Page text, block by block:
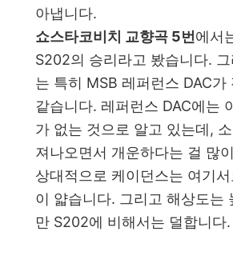
아냅니다.
쇼스타코비치 교향곡 5번 에서
S202의 승리라고 봤습니다.
는 특히 MSB 레퍼런스 DAC가
같습니다. 레퍼런스 DAC에는
가 없는 것으로 알고 있는데,
져나오면서 개운하다는 걸 많
상대적으로 케이던스는 여기
이 얇습니다. 그리고 해상도는
만 S202에 비해서는 덜합니다.